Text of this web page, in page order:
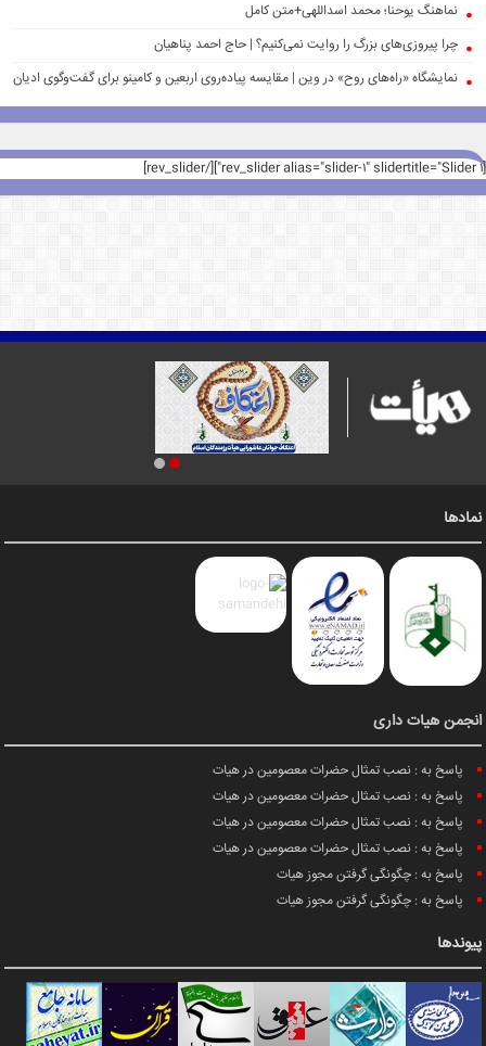
نماهنگ یوحنا؛ محمد اسداللهی+متن کامل
چرا پیروزی‌های بزرگ را روایت نمی‌کنیم؟ | حاج احمد پناهیان
نمایشگاه «راه‌های روح» در وین | مقایسه پیاده‌روی اربعین و کامینو برای گفت‌وگوی ادیان
[rev_slider alias="slider-1" slidertitle="Slider 1"][/rev_slider]
نمادها
انجمن هیات داری
پاسخ به : نصب تمثال حضرات معصومین در هیات
پاسخ به : نصب تمثال حضرات معصومین در هیات
پاسخ به : نصب تمثال حضرات معصومین در هیات
پاسخ به : نصب تمثال حضرات معصومین در هیات
پاسخ به : چگونگی گرفتن مجوز هیات
پاسخ به : چگونگی گرفتن مجوز هیات
پیوندها